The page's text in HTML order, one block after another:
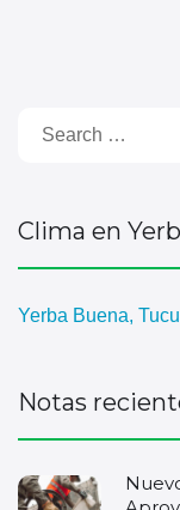
Clima en
Yerba Buena,
Notas